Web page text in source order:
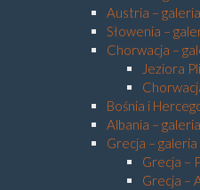
Austria – galeria
Słowenia –
Chorwacja –
Jeziora
Bośnia i
Albania – galeria
Grecja – galeria
Grecja –
Grecja –